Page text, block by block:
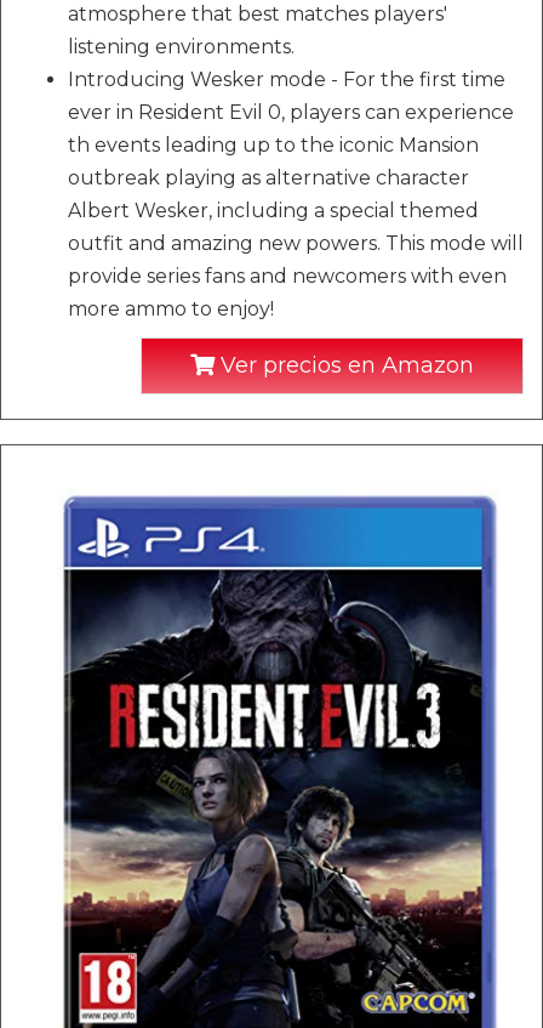
atmosphere that best matches players'
listening environments.
Introducing Wesker mode - For the first time
ever in Resident Evil 0, players can experience
th events leading up to the iconic Mansion
outbreak playing as alternative character
Albert Wesker, including a special themed
outfit and amazing new powers. This mode will
provide series fans and newcomers with even
more ammo to enjoy!
Ver precios en Amazon